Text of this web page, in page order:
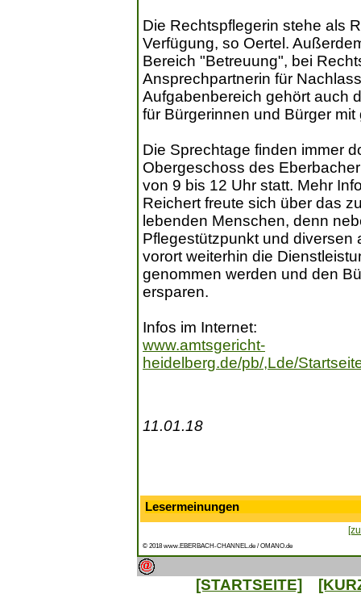
Die Rechtspflegerin stehe als
Verfügung, so Oertel.
Bereich "Betreuung", bei
Ansprechpartnerin für
Aufgabenbereich gehört auch
für Bürgerinnen und Bürger
Die Sprechtage finden immer
Obergeschoss des
von 9 bis 12 Uhr statt. Mehr
Reichert freute sich über das
lebenden Menschen, denn
Pflegestützpunkt und diversen
vorort weiterhin die
genommen werden und den
ersparen.
Infos im Internet:
www.amtsgericht-
heidelberg.de/pb/,Lde/
11.01.18
Lesermeinungen
© 2018 www.EBERBACH-CHANNEL.de / OMANO.de
[STARTSEITE]